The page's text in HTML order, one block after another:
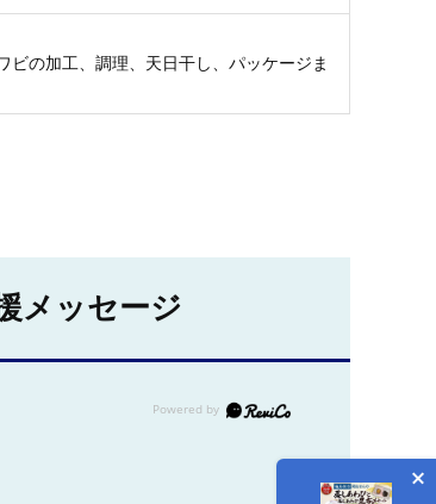
ビの加工、調理、天日干し、パッケージま
メッセージ